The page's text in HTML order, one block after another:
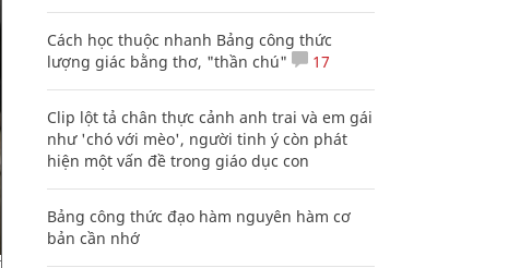
Cách học thuộc nhanh Bảng công thức
lượng giác bằng thơ, "thần chú"
17
Clip lột tả chân thực cảnh anh trai và em gái
như 'chó với mèo', người tinh ý còn phát
hiện một vấn đề trong giáo dục con
Bảng công thức đạo hàm nguyên hàm cơ
bản cần nhớ